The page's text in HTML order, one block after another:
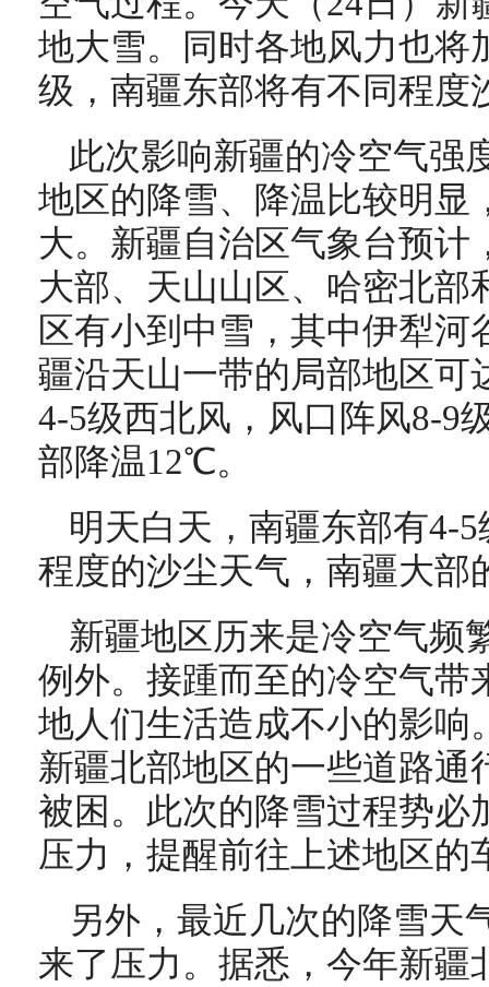
地大雪。同时各地风力也将
级，南疆东部将有不同程度
此次影响新疆的冷空气强
地区的降雪、降温比较明显
大。新疆自治区气象台预计
大部、天山山区、哈密北部
区有小到中雪，其中伊犁
疆沿天山一带的局部地区可
4-5级西北风，风口阵风8-9
部降温12℃。
明天白天，南疆东部有4-
程度的沙尘天气，南疆大部
新疆地区历来是冷空气频
例外。接踵而至的冷空气带
地人们生活造成不小的影响
新疆北部地区的一些道路通
被困。此次的降雪过程势必
压力，提醒前往上述地区的
另外，最近几次的降雪天
来了压力。据悉，今年新疆